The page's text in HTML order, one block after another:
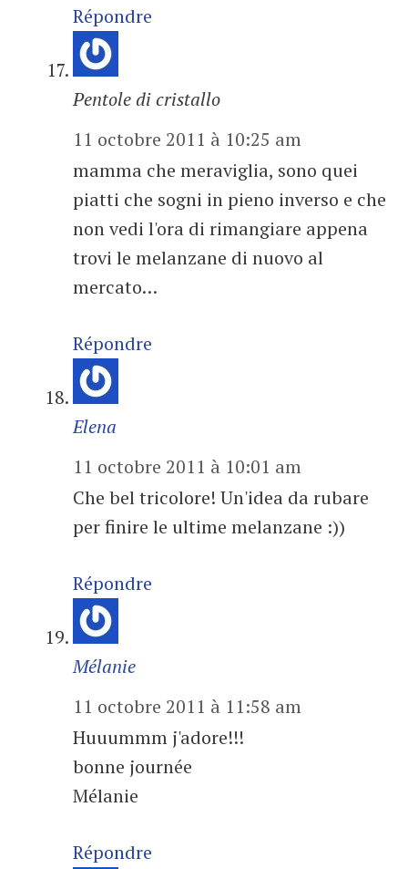
Répondre
Pentole di cristallo
11 octobre 2011 à 10:25 am
mamma che meraviglia, sono quei
piatti che sogni in pieno inverso e che
non vedi l'ora di rimangiare appena
trovi le melanzane di nuovo al
mercato…
Répondre
Elena
11 octobre 2011 à 10:01 am
Che bel tricolore! Un'idea da rubare
per finire le ultime melanzane :))
Répondre
Mélanie
11 octobre 2011 à 11:58 am
Huuummm j'adore!!!
bonne journée
Mélanie
Répondre